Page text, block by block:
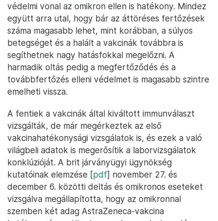
védelmi vonal az omikron ellen is hatékony. Mindez
együtt arra utal, hogy bár az áttöréses fertőzések
száma magasabb lehet, mint korábban, a súlyos
betegséget és a halált a vakcinák továbbra is
segíthetnek nagy hatásfokkal megelőzni. A
harmadik oltás pedig a megfertőződés és a
továbbfertőzés elleni védelmet is magasabb szintre
emelheti vissza.
A fentiek a vakcinák által kiváltott immunválaszt
vizsgálták, de már megérkeztek az első
vakcinahatékonysági vizsgálatok is, és ezek a való
világbeli adatok is megerősítik a laborvizsgálatok
konklúzióját. A brit járványügyi ügynökség
kutatóinak elemzése [pdf] november 27. és
december 6. közötti deltás és omikronos eseteket
vizsgálva megállapította, hogy az omikronnal
szemben két adag AstraZeneca-vakcina